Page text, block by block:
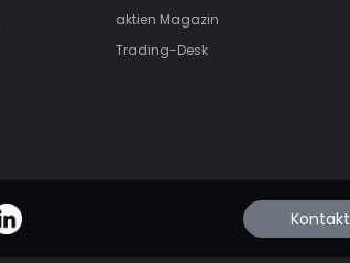
aktien Magazin
Trading-Desk
Kontakt